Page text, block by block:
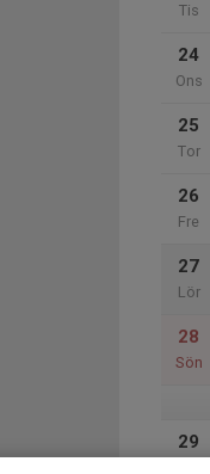
Tis
24
Ons
25
Tor
26
Fre
27
Lör
28
Sön
29